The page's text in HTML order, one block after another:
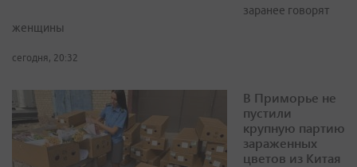
заранее говорят
женщины
сегодня, 20:32
В Приморье не
пустили
крупную партию
зараженных
цветов из Китая